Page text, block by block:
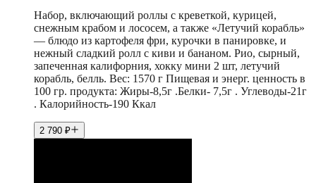
Набор, включающий роллы с креветкой, курицей,
снежным крабом и лососем, а также «Летучий корабль»
— блюдо из картофеля фри, курочки в панировке, и
нежный сладкий ролл с киви и бананом. Рио, сырный,
запеченная калифорния, хокку мини 2 шт, летучий
корабль, белль. Вес: 1570 г Пищевая и энерг. ценность в
100 гр. продукта: Жиры-8,5г .Белки- 7,5г . Углеводы-21г
. Калорийность-190 Ккал
2 790 ₽